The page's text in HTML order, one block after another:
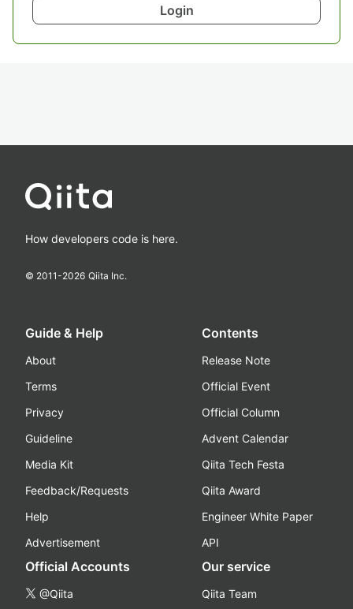
Login
How developers code is here.
© 2011-2026 Qiita Inc.
Guide & Help
About
Terms
Privacy
Guideline
Media Kit
Feedback/Requests
Help
Advertisement
Contents
Release Note
Official Event
Official Column
Advent Calendar
Qiita Tech Festa
Qiita Award
Engineer White Paper
API
Official Accounts
@Qiita
Our service
Qiita Team